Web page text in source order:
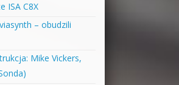
ISA C8X
– obudzili
Mike Vickers,